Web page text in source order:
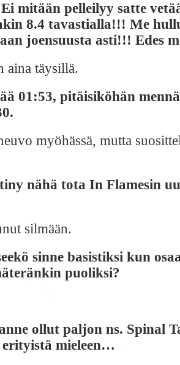
mitään pelleilyy satte
8.4 tavastialla!!! Me
joensuusta asti!!! Edes
aina täysillä.
01:53, pitäisiköhän
myöhässä, mutta
nähä tota In Flamesin
silmään.
sinne basistiksi kun
puoliksi?
ollut paljon ns. Spinal
mieleen…